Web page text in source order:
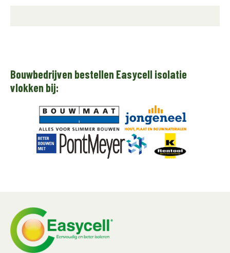
Bouwbedrijven bestellen Easycell isolatie
vlokken bij: